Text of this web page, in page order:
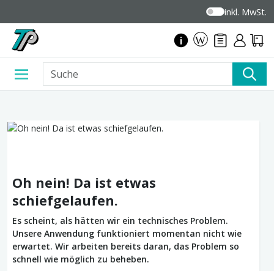
inkl. MwSt.
Oh nein! Da ist etwas
schiefgelaufen.
Es scheint, als hätten wir ein technisches Problem.
Unsere Anwendung funktioniert momentan nicht wie
erwartet. Wir arbeiten bereits daran, das Problem so
schnell wie möglich zu beheben.